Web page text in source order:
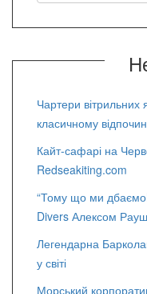
Чартери вітрильних
класичному
Кайт-сафарі на
Redseakiting.com
“Тому що ми
Divers Алексом
Легендарна
у світі
Морський